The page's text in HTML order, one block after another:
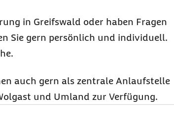
in Greifswald oder haben Fragen
Sie gern persönlich und individuell.
auch gern als zentrale Anlaufstelle
und Umland zur Verfügung.